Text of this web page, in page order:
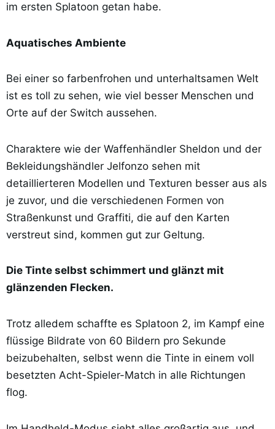
im ersten Splatoon getan habe.
Aquatisches Ambiente
Bei einer so farbenfrohen und unterhaltsamen Welt
ist es toll zu sehen, wie viel besser Menschen und
Orte auf der Switch aussehen.
Charaktere wie der Waffenhändler Sheldon und der
Bekleidungshändler Jelfonzo sehen mit
detaillierteren Modellen und Texturen besser aus als
je zuvor, und die verschiedenen Formen von
Straßenkunst und Graffiti, die auf den Karten
verstreut sind, kommen gut zur Geltung.
Die Tinte selbst schimmert und glänzt mit
glänzenden Flecken.
Trotz alledem schaffte es Splatoon 2, im Kampf eine
flüssige Bildrate von 60 Bildern pro Sekunde
beizubehalten, selbst wenn die Tinte in einem voll
besetzten Acht-Spieler-Match in alle Richtungen
flog.